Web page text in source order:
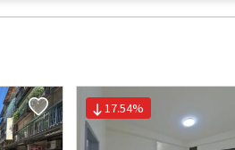
17.54%